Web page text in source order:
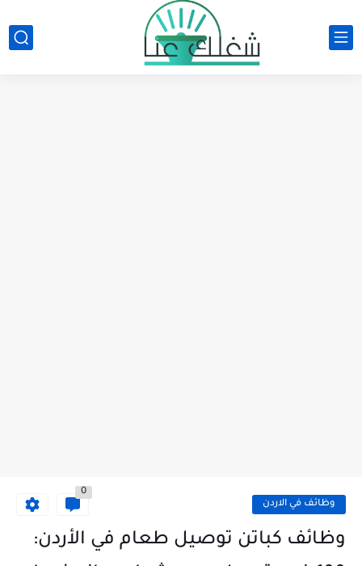
وظائف في الاردن
0
وظائف كباتن توصيل طعام في الأردن: